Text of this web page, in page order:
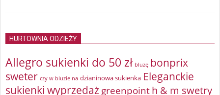
HURTOWNIA ODZIEŻY
Allegro sukienki do 50 zł bluzę bonprix
sweter czy w bluzie na dzianinowa sukienka Eleganckie
sukienki wyprzedaż greenpointh & m swetry